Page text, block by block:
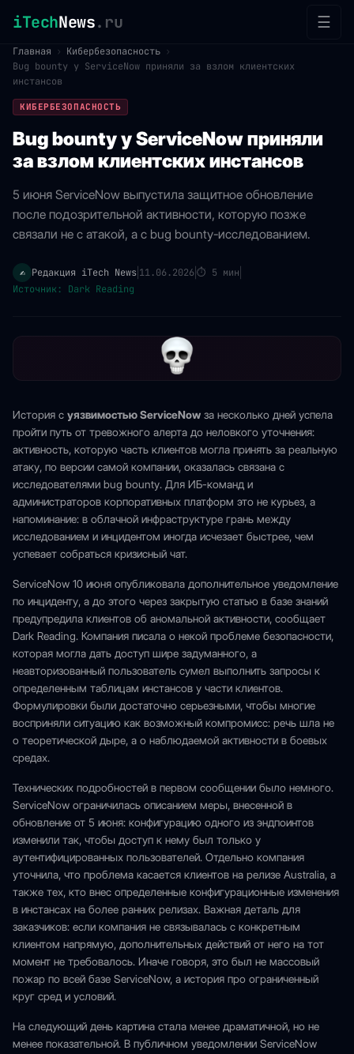
iTechNews.ru ☰
Главная › Кибербезопасность ›
Bug bounty у ServiceNow приняли за взлом клиентских
инстансов
КИБЕРБЕЗОПАСНОСТЬ
Bug bounty у ServiceNow приняли
за взлом клиентских инстансов
5 июня ServiceNow выпустила защитное обновление
после подозрительной активности, которую позже
связали не с атакой, а с bug bounty-исследованием.
✍️ Редакция iTech News 11.06.2026⏱ 5 мин
Источник: Dark Reading
История с уязвимостью ServiceNow за несколько дней успела
пройти путь от тревожного алерта до неловкого уточнения:
активность, которую часть клиентов могла принять за реальную
атаку, по версии самой компании, оказалась связана с
исследователями bug bounty. Для ИБ-команд и
администраторов корпоративных платформ это не курьез, а
напоминание: в облачной инфраструктуре грань между
исследованием и инцидентом иногда исчезает быстрее, чем
успевает собраться кризисный чат.
ServiceNow 10 июня опубликовала дополнительное уведомление
по инциденту, а до этого через закрытую статью в базе знаний
предупредила клиентов об аномальной активности, сообщает
Dark Reading. Компания писала о некой проблеме безопасности,
которая могла дать доступ шире задуманного, а
неавторизованный пользователь сумел выполнить запросы к
определенным таблицам инстансов у части клиентов.
Формулировки были достаточно серьезными, чтобы многие
восприняли ситуацию как возможный компромисс: речь шла не
о теоретической дыре, а о наблюдаемой активности в боевых
средах.
Технических подробностей в первом сообщении было немного.
ServiceNow ограничилась описанием меры, внесенной в
обновление от 5 июня: конфигурацию одного из эндпоинтов
изменили так, чтобы доступ к нему был только у
аутентифицированных пользователей. Отдельно компания
уточнила, что проблема касается клиентов на релизе Australia, а
также тех, кто внес определенные конфигурационные изменения
в инстансах на более ранних релизах. Важная деталь для
заказчиков: если компания не связывалась с конкретным
клиентом напрямую, дополнительных действий от него на тот
момент не требовалось. Иначе говоря, это был не массовый
пожар по всей базе ServiceNow, а история про ограниченный
круг сред и условий.
На следующий день картина стала менее драматичной, но не
менее показательной. В публичном уведомлении ServiceNow